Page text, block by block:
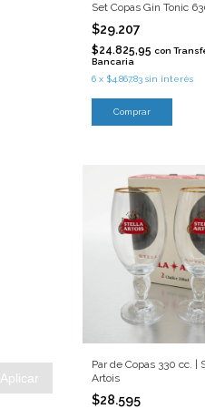
Aplicar
Set Copas Gin Tonic
$29.207
$24.825,95 con
Bancaria
6 x $4.867,83 sin interés
Par de Copas 330 cc. |
Artois
$28.595